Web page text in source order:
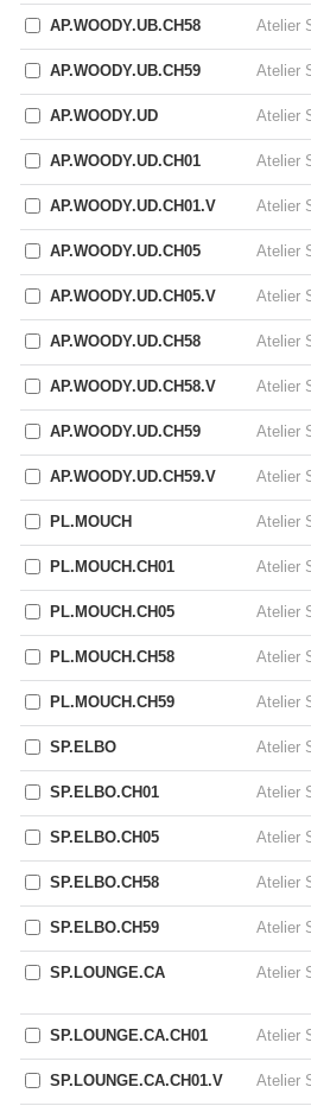
AP.WOODY.UB.CH58 Atelier
AP.WOODY.UB.CH59 Atelier
AP.WOODY.UD Atelier
AP.WOODY.UD.CH01 Atelier
AP.WOODY.UD.CH01.V Atelier
AP.WOODY.UD.CH05 Atelier
AP.WOODY.UD.CH05.V Atelier
AP.WOODY.UD.CH58 Atelier
AP.WOODY.UD.CH58.V Atelier
AP.WOODY.UD.CH59 Atelier
AP.WOODY.UD.CH59.V Atelier
PL.MOUCH Atelier
PL.MOUCH.CH01 Atelier
PL.MOUCH.CH05 Atelier
PL.MOUCH.CH58 Atelier
PL.MOUCH.CH59 Atelier
SP.ELBO Atelier
SP.ELBO.CH01 Atelier
SP.ELBO.CH05 Atelier
SP.ELBO.CH58 Atelier
SP.ELBO.CH59 Atelier
SP.LOUNGE.CA Atelier
SP.LOUNGE.CA.CH01 Atelier
SP.LOUNGE.CA.CH01.V Atelier